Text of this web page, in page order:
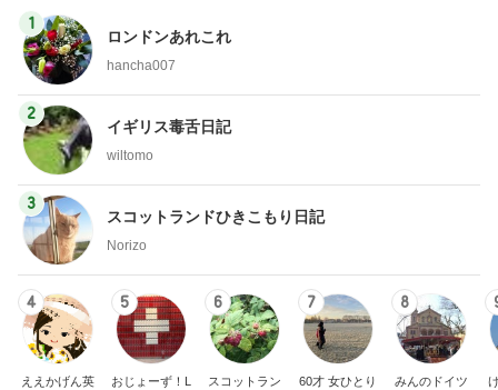
1
ロンドンあれこれ
hancha007
2
イギリス毒舌日記
wiltomo
3
スコットランドひきこもり日記
Norizo
4
ええかげん英
5
おじょーず！L
6
スコットラン
7
60才 女ひとり
8
みんのドイツ